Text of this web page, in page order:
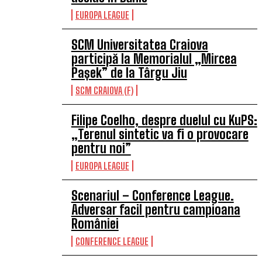
EUROPA LEAGUE
SCM Universitatea Craiova
participă la Memorialul „Mircea
Pașek” de la Târgu Jiu
SCM CRAIOVA (F)
Filipe Coelho, despre duelul cu KuPS:
„Terenul sintetic va fi o provocare
pentru noi”
EUROPA LEAGUE
Scenariul – Conference League.
Adversar facil pentru campioana
României
CONFERENCE LEAGUE